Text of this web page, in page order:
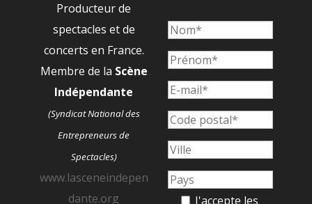
Producteur de
spectacles et de
concerts en France.
Membre de la Scène
Indépendante
(Syndicat National des
Entrepreneurs de
Spectacles)
www.lasceneindepen
dante.org
J'accepte les